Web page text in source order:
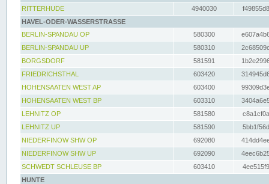
RITTERHUDE
4940030
HAVEL-ODER-WASSERSTRASSE
BERLIN-SPANDAU OP
580300
BERLIN-SPANDAU UP
580310
BORGSDORF
581591
FRIEDRICHSTHAL
603420
HOHENSAATEN WEST AP
603400
HOHENSAATEN WEST BP
603310
LEHNITZ OP
581580
LEHNITZ UP
581590
NIEDERFINOW SHW OP
692080
NIEDERFINOW SHW UP
692090
SCHWEDT SCHLEUSE BP
603410
HUNTE